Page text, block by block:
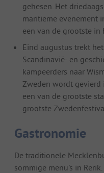
gehesen. Het
maritieme evenement
een van de grootste in
Eind augustus trekt
Scandinavië- en
kampeerders naar
Zweden wordt gevierd
een van de grootste
grootste
Gastronomie
De traditionele
sommige menu's in